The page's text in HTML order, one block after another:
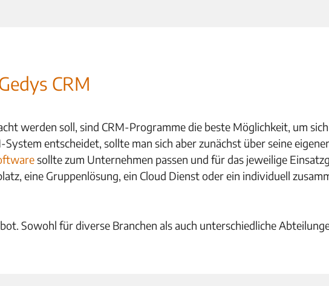
CRM
werden soll, sind CRM-Programme die beste Möglichkeit, um
entscheidet, sollte man sich aber zunächst über seine
sollte zum Unternehmen passen und für das jeweilige
eine Gruppenlösung, ein Cloud Dienst oder ein individuell
Sowohl für diverse Branchen als auch unterschiedliche